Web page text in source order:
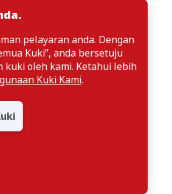
pelayaran anda. Dengan
Kuki”, anda bersetuju
kuki oleh kami. Ketahui lebih
Kuki Kami.